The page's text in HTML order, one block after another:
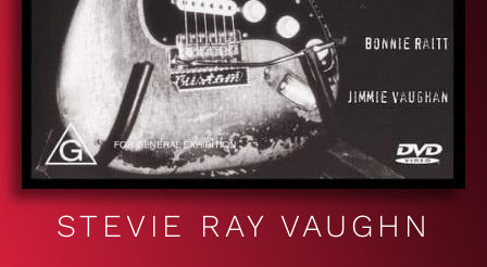
STEVIE RAY VAUGHN